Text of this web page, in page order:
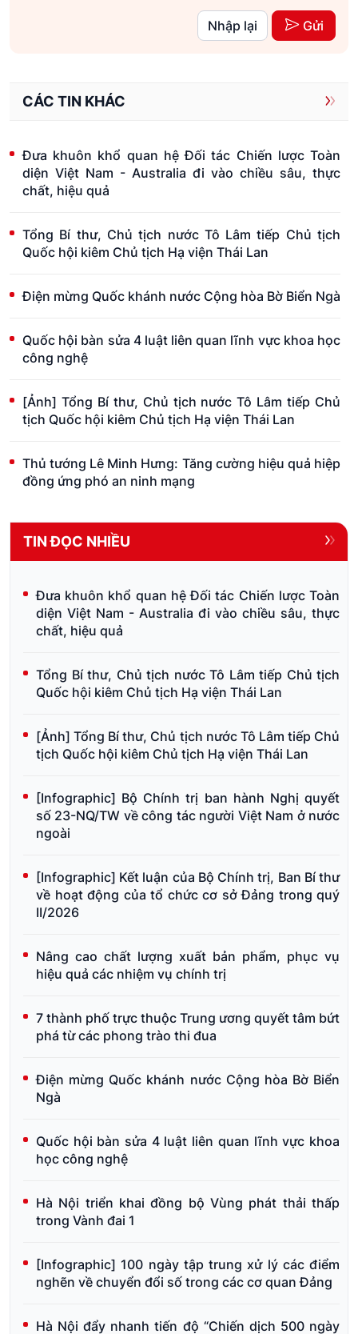
Nhập lại Gửi
CÁC TIN KHÁC
Đưa khuôn khổ quan hệ Đối tác Chiến lược Toàn
diện Việt Nam - Australia đi vào chiều sâu, thực
chất, hiệu quả
Tổng Bí thư, Chủ tịch nước Tô Lâm tiếp Chủ tịch
Quốc hội kiêm Chủ tịch Hạ viện Thái Lan
Điện mừng Quốc khánh nước Cộng hòa Bờ Biển Ngà
Quốc hội bàn sửa 4 luật liên quan lĩnh vực khoa học
công nghệ
[Ảnh] Tổng Bí thư, Chủ tịch nước Tô Lâm tiếp Chủ
tịch Quốc hội kiêm Chủ tịch Hạ viện Thái Lan
Thủ tướng Lê Minh Hưng: Tăng cường hiệu quả hiệp
đồng ứng phó an ninh mạng
TIN ĐỌC NHIỀU
Đưa khuôn khổ quan hệ Đối tác Chiến lược Toàn
diện Việt Nam - Australia đi vào chiều sâu, thực
chất, hiệu quả
Tổng Bí thư, Chủ tịch nước Tô Lâm tiếp Chủ tịch
Quốc hội kiêm Chủ tịch Hạ viện Thái Lan
[Ảnh] Tổng Bí thư, Chủ tịch nước Tô Lâm tiếp Chủ
tịch Quốc hội kiêm Chủ tịch Hạ viện Thái Lan
[Infographic] Bộ Chính trị ban hành Nghị quyết
số 23-NQ/TW về công tác người Việt Nam ở nước
ngoài
[Infographic] Kết luận của Bộ Chính trị, Ban Bí thư
về hoạt động của tổ chức cơ sở Đảng trong quý
II/2026
Nâng cao chất lượng xuất bản phẩm, phục vụ
hiệu quả các nhiệm vụ chính trị
7 thành phố trực thuộc Trung ương quyết tâm bứt
phá từ các phong trào thi đua
Điện mừng Quốc khánh nước Cộng hòa Bờ Biển
Ngà
Quốc hội bàn sửa 4 luật liên quan lĩnh vực khoa
học công nghệ
Hà Nội triển khai đồng bộ Vùng phát thải thấp
trong Vành đai 1
[Infographic] 100 ngày tập trung xử lý các điểm
nghẽn về chuyển đổi số trong các cơ quan Đảng
Hà Nội đẩy nhanh tiến độ “Chiến dịch 500 ngày